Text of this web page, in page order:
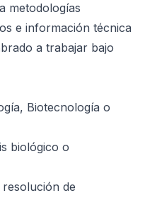
metodologías
e información técnica
a trabajar bajo
Biotecnología o
biológico o
de